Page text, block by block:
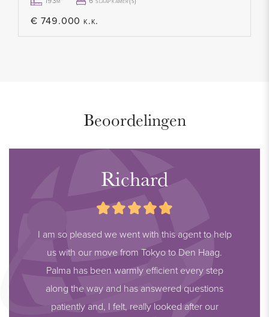
- Actieve VVE, servicekosten bedragen € 278,65 per maand
inclusief onderhoud en opstalverzekering
€ 749.000 k.k.
Beoordelingen
Richard
I am so pleased we went with this agent to help
us with our move from Tokyo to Den Haag.
Palma has been warmly efficient every step
along the way and has answered questions
patiently and, I felt, really looked after our